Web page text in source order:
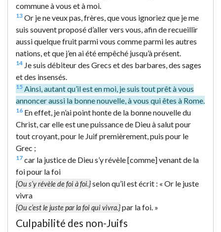
commune à vous et à moi.
13 Or je ne veux pas, frères, que vous ignoriez que je me
suis souvent proposé d’aller vers vous, afin de recueillir
aussi quelque fruit parmi vous comme parmi les autres
nations, et que j’en ai été empêché jusqu’à présent.
14 Je suis débiteur des Grecs et des barbares, des sages
et des insensés.
15 Ainsi, autant qu’il est en moi, je suis tout prêt à vous
annoncer aussi la bonne nouvelle, à vous qui êtes à Rome.
16 En effet, je n’ai point honte de la bonne nouvelle du
Christ, car elle est une puissance de Dieu à salut pour
tout croyant, pour le Juif premièrement, puis pour le
Grec ;
17 car la justice de Dieu s’y révèle [comme] venant de la
foi pour la foi
{Ou s’y révèle de foi à foi.}selon qu’il est écrit : « Or le juste
vivra
{Ou c’est le juste par la foi qui vivra.}par la foi. »
Culpabilité des non-Juifs